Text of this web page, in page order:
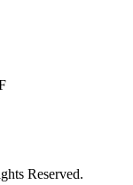
Reserved.